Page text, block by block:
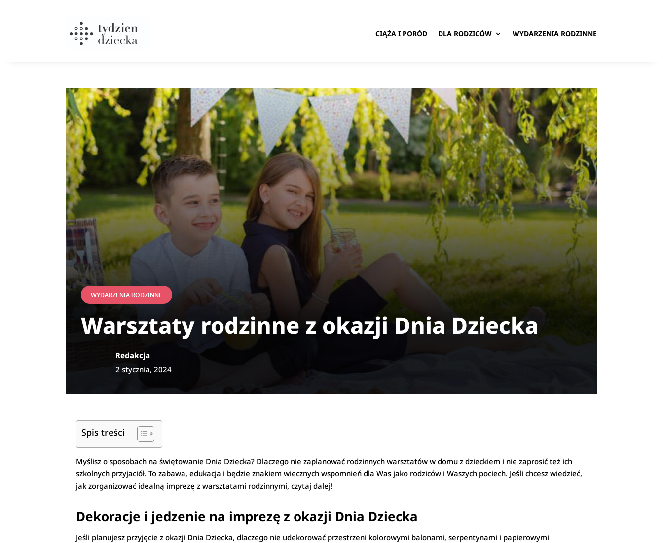
CIĄŻA I PORÓD DLA RODZICÓW WYDARZENIA RODZINNE
WYDARZENIA RODZINNE
Warsztaty rodzinne z okazji Dnia Dziecka
Redakcja
2 stycznia, 2024
Spis treści
Myślisz o sposobach na świętowanie Dnia Dziecka? Dlaczego nie zaplanować rodzinnych warsztatów w domu z dzieckiem i nie zaprosić też ich
szkolnych przyjaciół. To zabawa, edukacja i będzie znakiem wiecznych wspomnień dla Was jako rodziców i Waszych pociech. Jeśli chcesz wiedzieć,
jak zorganizować idealną imprezę z warsztatami rodzinnymi, czytaj dalej!
Dekoracje i jedzenie na imprezę z okazji Dnia Dziecka
Jeśli planujesz przyjęcie z okazji Dnia Dziecka, dlaczego nie udekorować przestrzeni kolorowymi balonami, serpentynami i papierowymi